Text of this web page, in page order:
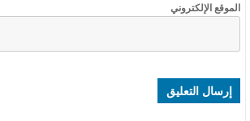
الموقع الإلكتروني